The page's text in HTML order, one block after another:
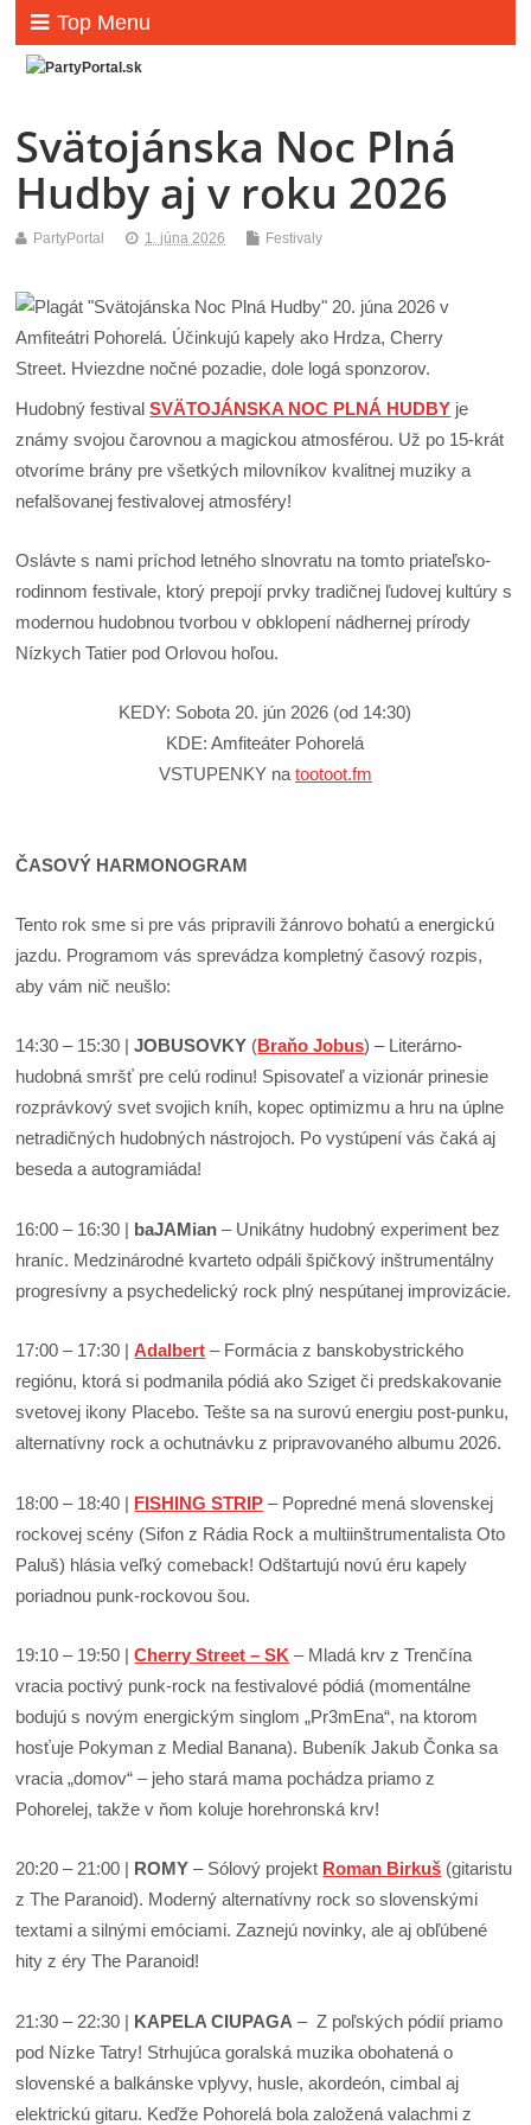
Top Menu
Svätojánska Noc Plná
Hudby aj v roku 2026
PartyPortal 1. júna 2026 Festivaly
Hudobný festivalSVÄTOJÁNSKA NOC PLNÁ HUDBY je
známy svojou čarovnou a magickou atmosférou. Už po 15-krát
otvoríme brány pre všetkých milovníkov kvalitnej muziky a
nefalšovanej festivalovej atmosféry!
Oslávte s nami príchod letného slnovratu na tomto priateľsko-
rodinnom festivale, ktorý prepojí prvky tradičnej ľudovej kultúry s
modernou hudobnou tvorbou v obklopení nádhernej prírody
Nízkych Tatier pod Orlovou hoľou.
KEDY: Sobota 20. jún 2026 (od 14:30)
KDE: Amfiteáter Pohorelá
VSTUPENKY na tootoot.fm
ČASOVÝ HARMONOGRAM
Tento rok sme si pre vás pripravili žánrovo bohatú a energickú
jazdu. Programom vás sprevádza kompletný časový rozpis,
aby vám nič neušlo:
14:30 – 15:30 |JOBUSOVKY (Braňo Jobus) – Literárno-
hudobná smršť pre celú rodinu! Spisovateľ a vizionár prinesie
rozprávkový svet svojich kníh, kopec optimizmu a hru na úplne
netradičných hudobných nástrojoch. Po vystúpení vás čaká aj
beseda a autogramiáda!
16:00 – 16:30 | baJAMian – Unikátny hudobný experiment bez
hraníc. Medzinárodné kvarteto odpáli špičkový inštrumentálny
progresívny a psychedelický rock plný nespútanej improvizácie.
17:00 – 17:30 |Adalbert – Formácia z banskobystrického
regiónu, ktorá si podmanila pódiá ako Sziget či predskakovanie
svetovej ikony Placebo. Tešte sa na surovú energiu post-punku,
alternatívny rock a ochutnávku z pripravovaného albumu 2026.
18:00 – 18:40 | FISHING STRIP – Popredné mená slovenskej
rockovej scény (Sifon z Rádia Rock a multiinštrumentalista Oto
Paluš) hlásia veľký comeback! Odštartujú novú éru kapely
poriadnou punk-rockovou šou.
19:10 – 19:50 |Cherry Street – SK – Mladá krv z Trenčína
vracia poctivý punk-rock na festivalové pódiá (momentálne
bodujú s novým energickým singlom „Pr3mEna“, na ktorom
hosťuje Pokyman z Medial Banana). Bubeník Jakub Čonka sa
vracia „domov“ – jeho stará mama pochádza priamo z
Pohorelej, takže v ňom koluje horehronská krv!
20:20 – 21:00 | ROMY – Sólový projekt Roman Birkuš (gitaristu
z The Paranoid). Moderný alternatívny rock so slovenskými
textami a silnými emóciami. Zaznejú novinky, ale aj obľúbené
hity z éry The Paranoid!
21:30 – 22:30 | KAPELA CIUPAGA – Z poľských pódií priamo
pod Nízke Tatry! Strhujúca goralská muzika obohatená o
slovenské a balkánske vplyvy, husle, akordeón, cimbal aj
elektrickú gitaru. Keďže Pohorelá bola založená valachmi z